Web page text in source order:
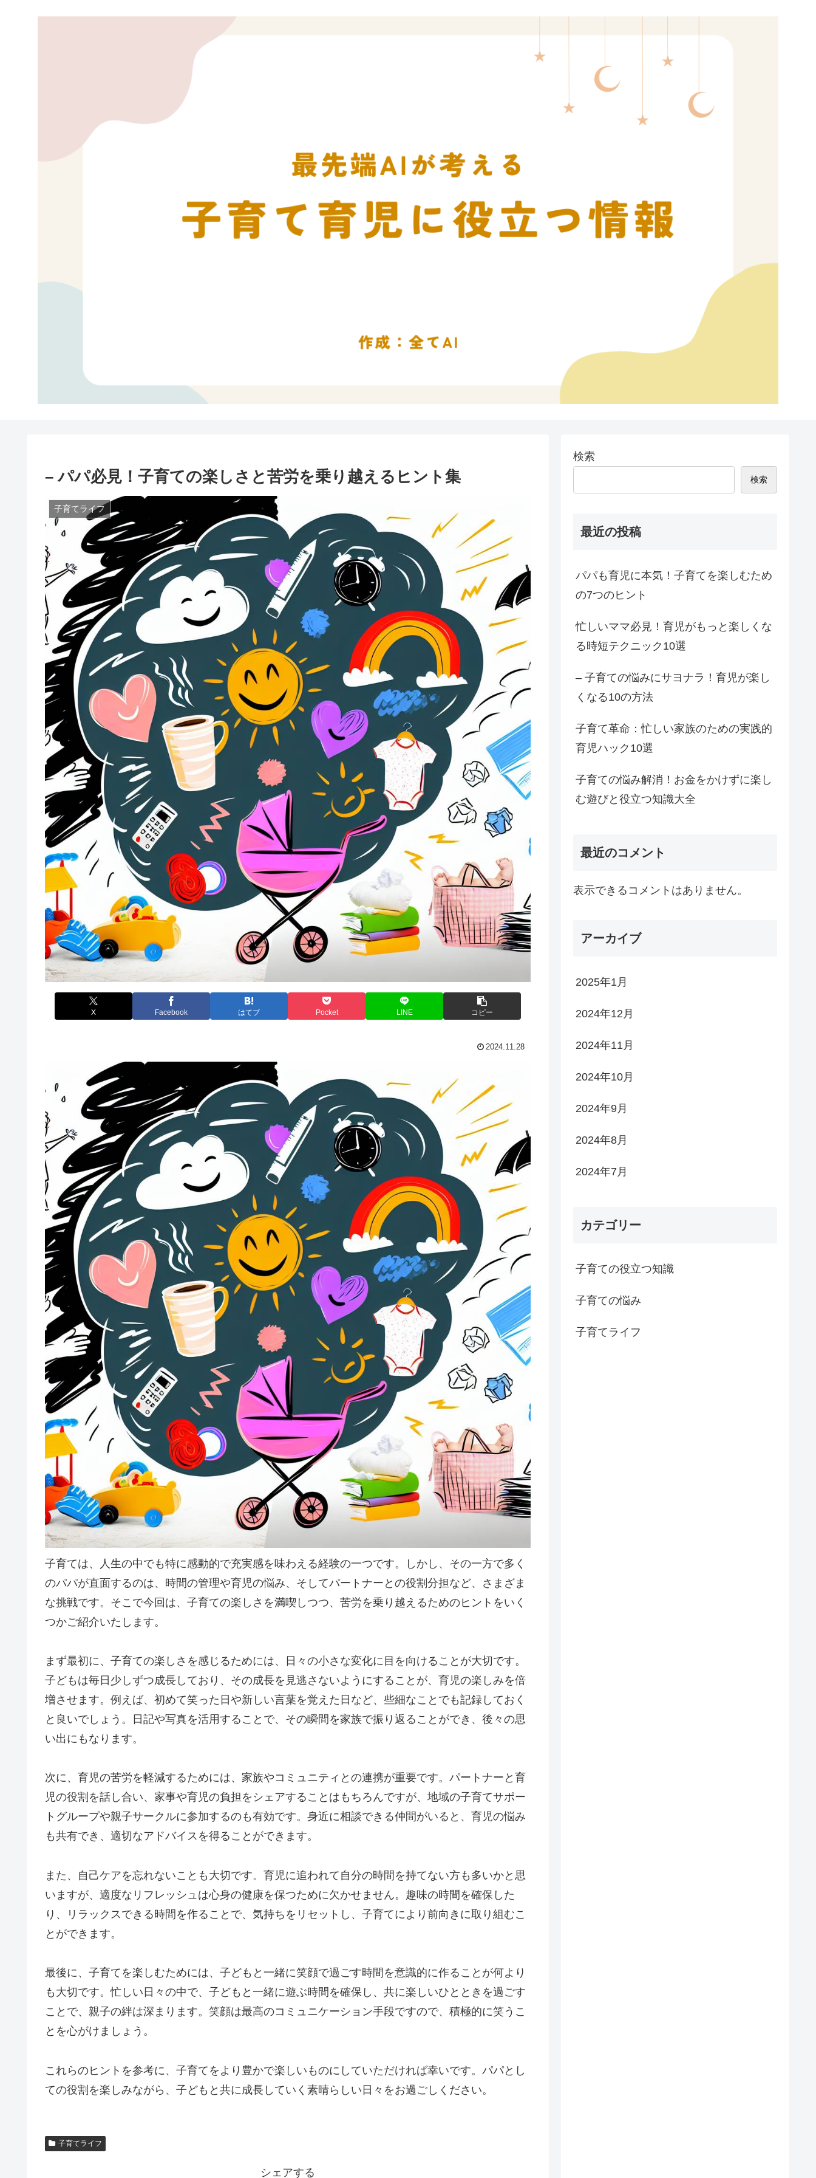
– パパ必見！子育ての楽しさと苦労を乗り越えるヒント集
子育てライフ
X Facebook はてブ Pocket LINE コピー
2024.11.28
子育ては、人生の中でも特に感動的で充実感を味わえる経験の一つです。しかし、その一方で多く
のパパが直面するのは、時間の管理や育児の悩み、そしてパートナーとの役割分担など、さまざま
な挑戦です。そこで今回は、子育ての楽しさを満喫しつつ、苦労を乗り越えるためのヒントをいく
つかご紹介いたします。
まず最初に、子育ての楽しさを感じるためには、日々の小さな変化に目を向けることが大切です。
子どもは毎日少しずつ成長しており、その成長を見逃さないようにすることが、育児の楽しみを倍
増させます。例えば、初めて笑った日や新しい言葉を覚えた日など、些細なことでも記録しておく
と良いでしょう。日記や写真を活用することで、その瞬間を家族で振り返ることができ、後々の思
い出にもなります。
次に、育児の苦労を軽減するためには、家族やコミュニティとの連携が重要です。パートナーと育
児の役割を話し合い、家事や育児の負担をシェアすることはもちろんですが、地域の子育てサポー
トグループや親子サークルに参加するのも有効です。身近に相談できる仲間がいると、育児の悩み
も共有でき、適切なアドバイスを得ることができます。
また、自己ケアを忘れないことも大切です。育児に追われて自分の時間を持てない方も多いかと思
いますが、適度なリフレッシュは心身の健康を保つために欠かせません。趣味の時間を確保した
り、リラックスできる時間を作ることで、気持ちをリセットし、子育てにより前向きに取り組むこ
とができます。
最後に、子育てを楽しむためには、子どもと一緒に笑顔で過ごす時間を意識的に作ることが何より
も大切です。忙しい日々の中で、子どもと一緒に遊ぶ時間を確保し、共に楽しいひとときを過ごす
ことで、親子の絆は深まります。笑顔は最高のコミュニケーション手段ですので、積極的に笑うこ
とを心がけましょう。
これらのヒントを参考に、子育てをより豊かで楽しいものにしていただければ幸いです。パパとし
ての役割を楽しみながら、子どもと共に成長していく素晴らしい日々をお過ごしください。
子育てライフ
シェアする
検索
検索
最近の投稿
パパも育児に本気！子育てを楽しむため
の7つのヒント
忙しいママ必見！育児がもっと楽しくな
る時短テクニック10選
– 子育ての悩みにサヨナラ！育児が楽し
くなる10の方法
子育て革命：忙しい家族のための実践的
育児ハック10選
子育ての悩み解消！お金をかけずに楽し
む遊びと役立つ知識大全
最近のコメント
表示できるコメントはありません。
アーカイブ
2025年1月
2024年12月
2024年11月
2024年10月
2024年9月
2024年8月
2024年7月
カテゴリー
子育ての役立つ知識
子育ての悩み
子育てライフ